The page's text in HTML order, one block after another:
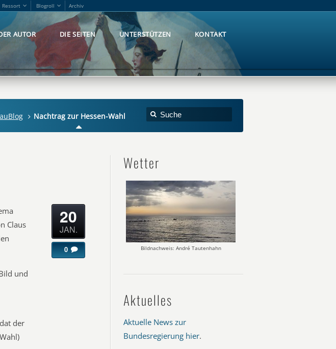
Ressort Blogroll Archiv
AUTOR DIE SEITEN UNTERSTÜTZEN KONTAKT
Nachtrag zur Hessen-Wahl
Claus
und
der
20
JAN.
0
Wetter
Bildnachweis: André Tautenhahn
Aktuelles
Aktuelle News zur
Bundesregierung hier.
Ressort Blogroll Archiv
AUTOR DIE SEITEN UNTERSTÜTZEN KONTAKT